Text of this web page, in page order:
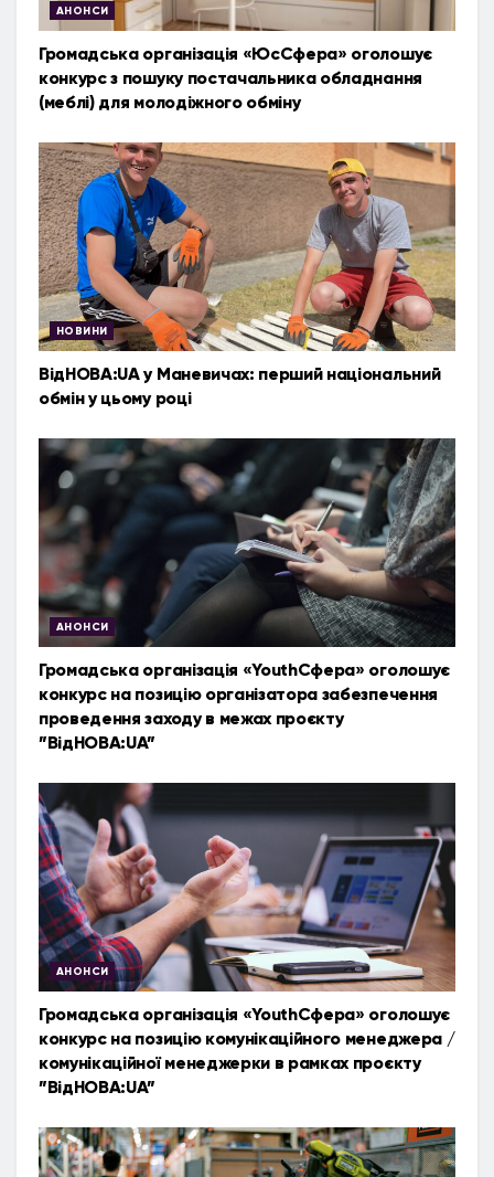
АНОНСИ
Громадська організація «ЮсСфера» оголошує
конкурс з пошуку постачальника обладнання
(меблі) для молодіжного обміну
НОВИНИ
ВідНОВА:UA у Маневичах: перший національний
обмін у цьому році
АНОНСИ
Громадська організація «YouthСфера» оголошує
конкурс на позицію організатора забезпечення
проведення заходу в межах проєкту
”ВідНОВА:UA”
АНОНСИ
Громадська організація «YouthСфера» оголошує
конкурс на позицію комунікаційного менеджера /
комунікаційної менеджерки в рамках проєкту
”ВідНОВА:UA”